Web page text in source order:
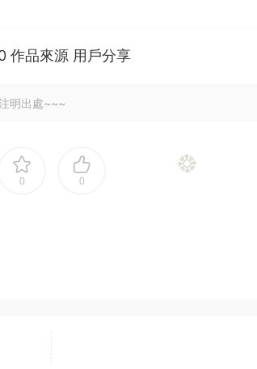
作品來源 用戶分享
明出處~~~
0 0